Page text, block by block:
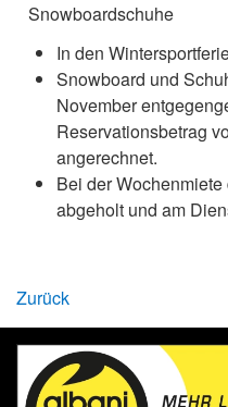
Snowboardschuhe
In den
Snowboard und
November
Reservationsbetrag
angerechnet.
Bei der
abgeholt und am
Zurück